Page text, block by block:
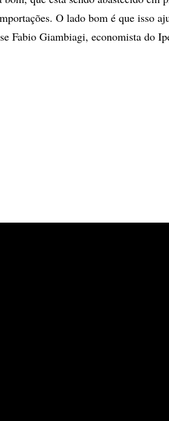
O lado bom é que isso
Fabio Giambiagi, economista do